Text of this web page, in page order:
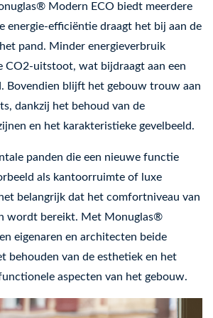
Modern ECO biedt meerdere
energie-efficiëntie draagt het bij aan de
pand. Minder energieverbruik
CO2-uitstoot, wat bijdraagt aan een
Bovendien blijft het gebouw trouw aan
dankzij het behoud van de
en het karakteristieke gevelbeeld.
panden die een nieuwe functie
als kantoorruimte of luxe
belangrijk dat het comfortniveau van
wordt bereikt. Met Monuglas®
eigenaren en architecten beide
behouden van de esthetiek en het
aspecten van het gebouw.